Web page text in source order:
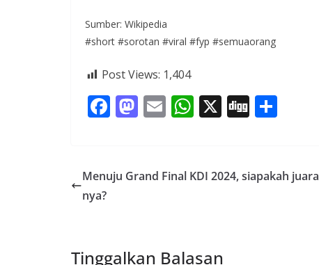
Sumber: Wikipedia
#short #sorotan #viral #fyp #semuaorang
Post Views: 1,404
F
b
M
d
E
l
W
s
X Di
e
Menuju Grand Final KDI 2024, siapakah juara
nya?
Tinggalkan Balasan